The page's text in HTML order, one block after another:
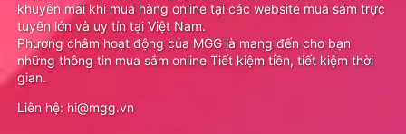
khuyến mãi khi mua hàng online tại các website mua sắm trực
tuyến lớn và uy tín tại Việt Nam.
Phương châm hoạt động của MGG là mang đến cho bạn
những thông tin mua sắm online Tiết kiệm tiền, tiết kiệm thời
gian.
Liên hệ: hi@mgg.vn